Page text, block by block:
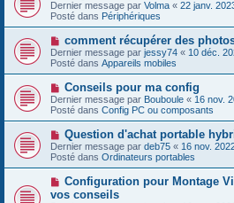
s
a
g
u
m
e
s
s
a
g
e
u
v
a
u
m
e
s
s
a
g
e
Dernier message par Volma « 22 janv.
Posté dans Périphériques
N
o
u
v
a
u
m
e
s
s
a
g
e
comment récupérer des
Dernier message par jessy74 « 10 déc.
Posté dans Appareils mobiles
N
o
u
v
a
u
m
e
s
s
Conseils pour ma config
Dernier message par Bouboule « 16 nov.
Posté dans Config PC ou composants
N
o
u
v
a
u
Question d'achat portable
Dernier message par deb75 « 16 nov.
Posté dans Ordinateurs portables
N
u
Configuration pour Montage
vos conseils